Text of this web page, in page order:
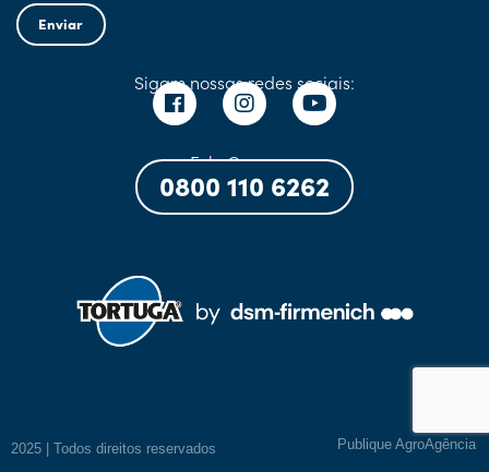
Enviar
Sigam nossas redes sociais:
Fale Conosco:
0800 110 6262
2025 | Todos direitos reservados Publique AgroAgência